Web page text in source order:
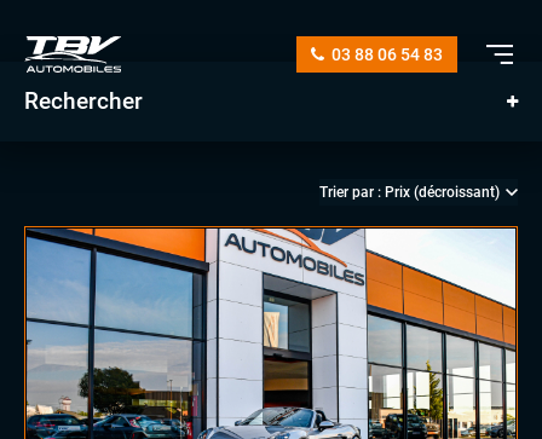
03 88 06 54 83
Rechercher
manuelle
automatique